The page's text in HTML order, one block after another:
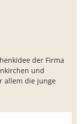
der Firma
und
allem die junge